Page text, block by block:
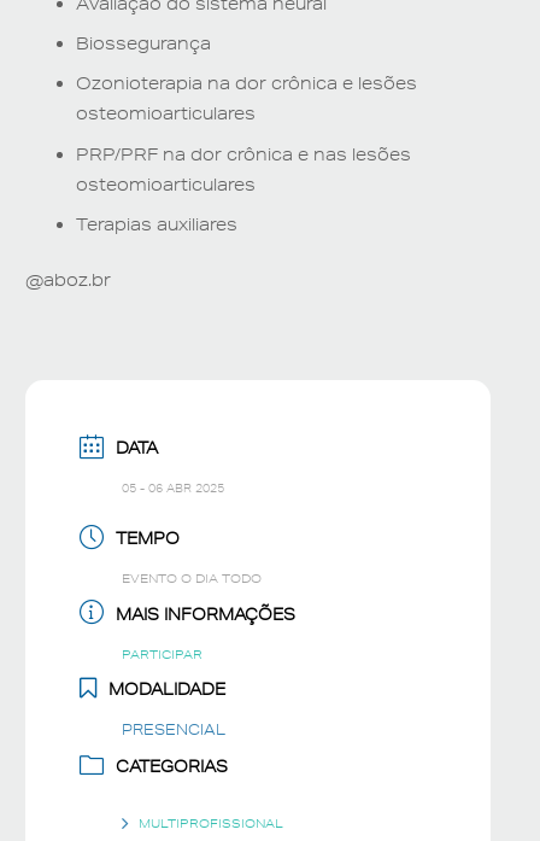
Biossegurança
Ozonioterapia na dor crônica e lesões
osteomioarticulares
PRP/PRF na dor crônica e nas lesões
osteomioarticulares
Terapias auxiliares
@aboz.br
DATA
05 - 06 ABR 2025
TEMPO
EVENTO O DIA TODO
MAIS INFORMAÇÕES
PARTICIPAR
MODALIDADE
PRESENCIAL
CATEGORIAS
MULTIPROFISSIONAL